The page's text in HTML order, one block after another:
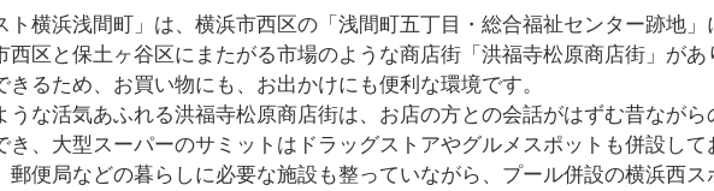
ト横浜浅間町」は、横浜市西区の「浅間町五丁目・総合福祉センター跡地
西区と保土ヶ谷区にまたがる市場のような商店街「洪福寺松原商店街」が
きるため、お買い物にも、お出かけにも便利な環境です。
うな活気あふれる洪福寺松原商店街は、お店の方との会話がはずむ昔なが
き、大型スーパーのサミットはドラッグストアやグルメスポットも併設して
郵便局などの暮らしに必要な施設も整っていながら、プール併設の横浜西